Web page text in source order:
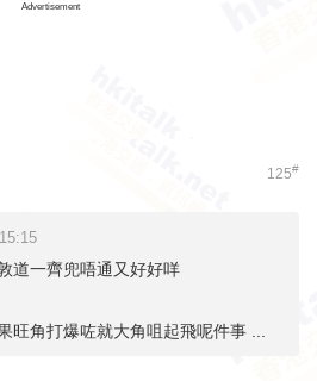
Advertisement
125#
道一齊兜唔通又好好咩
旺角打爆咗就大角咀起飛呢件事 ...